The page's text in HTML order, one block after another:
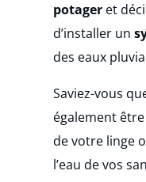
potager et
d’installer un
des eaux
Saviez-vous
également
de votre linge
l’eau de vos